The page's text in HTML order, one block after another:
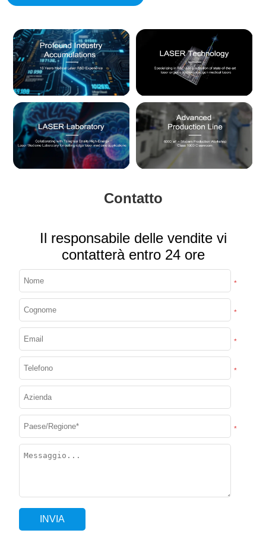
Contatto
Il responsabile delle vendite vi
contatterà entro 24 ore
*
*
*
*
*